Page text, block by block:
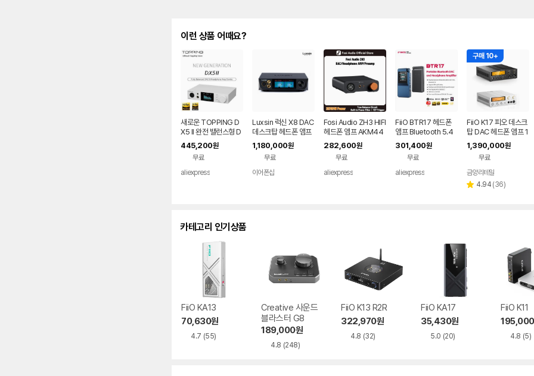
이런 상품 어때요?
새로운 TOPPING D
X5 II 완전 밸런스형 D
AC&헤드폰 앰프 콤보
ES9039Q2M X2 10
밴드 고정밀 PEQ BT
5.1 LDAC 지원
445,200원
무료
aliexpress
Luxsin 럭신 X8 DAC
데스크탑 헤드폰 앰프
1,180,000원
무료
이어폰샵
Fosi Audio ZH3 HIFI
헤드폰 앰프 AKM44
93SEQ 데스크탑 DA
C 완전 밸런스드 프리
앰프(리모트 12V 트리
거 입력 포함)
282,600원
무료
aliexpress
FiiO BTR17 헤드폰
앰프 Bluetooth 5.4
수신기, LDAC/aptX
무손실 지원, 고해상도
휴대용 DAC 768K/3
2Bit DSD512
301,400원
무료
aliexpress
구매 10+
FiiO K17 피오 데스크
탑 DAC 헤드폰 앰프 1
년보증AS
1,390,000원
무료
페이
금양리테일
별 4.94 리
(36)
카테고리 인기상품
FiiO KA13
70,630원
4.7 (55)
Creative 사운드
블라스터 G8
189,000원
4.8 (248)
FiiO K13 R2R
322,970원
4.8 (32)
FiiO KA17
35,430원
5.0 (20)
FiiO K11
195,000
4.8 (5)